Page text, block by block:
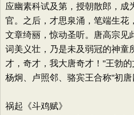
应幽素科试及第，授朝散郎，成
官。之后，才思泉涌，笔端生花
文章绮丽，惊动圣听。唐高宗见
词美义壮，乃是未及弱冠的神童
才，奇才，我大唐奇才！"王勃
杨炯、卢照邻、骆宾王合称"初唐
祸起《斗鸡赋》